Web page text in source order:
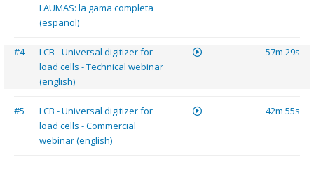
LAUMAS: la gama completa
(español)
#4
LCB - Universal digitizer for
load cells - Technical webinar
(english)
57m 29s
#5
LCB - Universal digitizer for
load cells - Commercial
webinar (english)
42m 55s